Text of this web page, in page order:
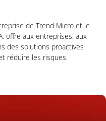
de Trend Micro et le
offre aux entreprises, aux
des solutions proactives
réduire les risques.